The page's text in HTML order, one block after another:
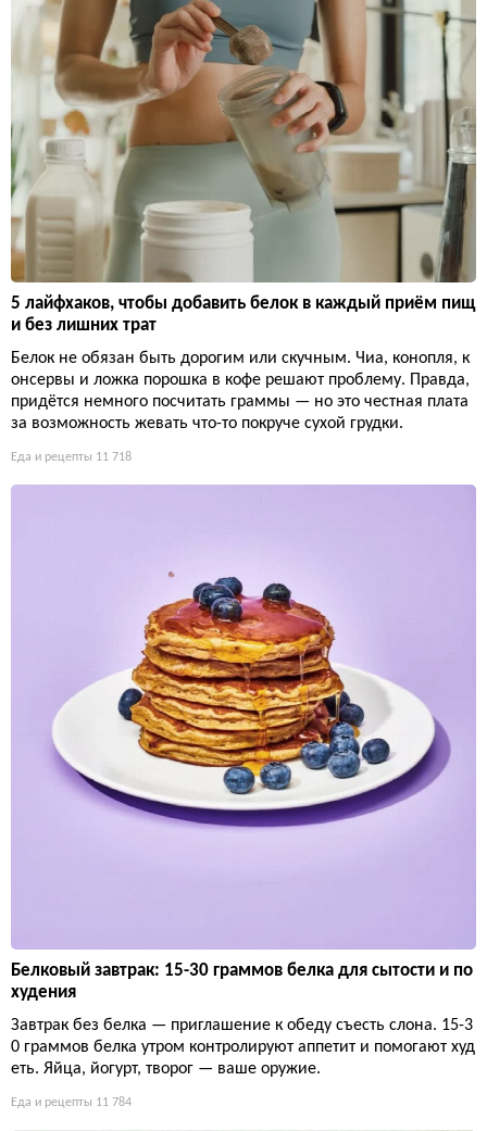
5 лайфхаков, чтобы добавить белок в каждый приём пищ
и без лишних трат
Белок не обязан быть дорогим или скучным. Чиа, конопля, к
онсервы и ложка порошка в кофе решают проблему. Правда,
придётся немного посчитать граммы — но это честная плата
за возможность жевать что-то покруче сухой грудки.
Еда и рецепты 11 718
Белковый завтрак: 15-30 граммов белка для сытости и по
худения
Завтрак без белка — приглашение к обеду съесть слона. 15-3
0 граммов белка утром контролируют аппетит и помогают худ
еть. Яйца, йогурт, творог — ваше оружие.
Еда и рецепты 11 784